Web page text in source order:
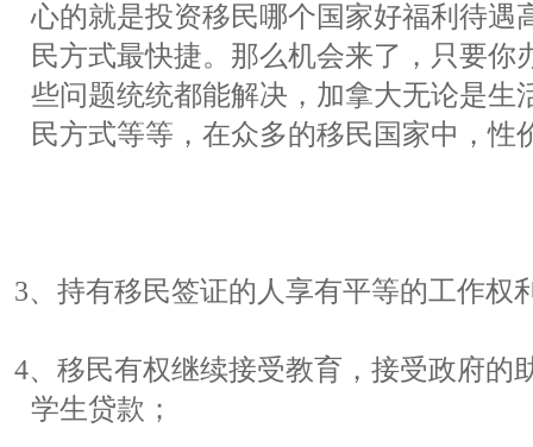
心的就是投资移民哪个国家好福利待遇
民方式最快捷。那么机会来了，只要你
些问题统统都能解决，加拿大无论是生
民方式等等，在众多的移民国家中，性
3、持有移民签证的人享有平等的工作权
4、移民有权继续接受教育，接受政府的
学生贷款；